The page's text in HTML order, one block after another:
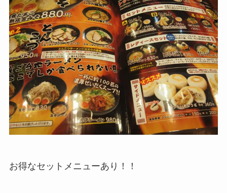
お得なセットメニューあり！！